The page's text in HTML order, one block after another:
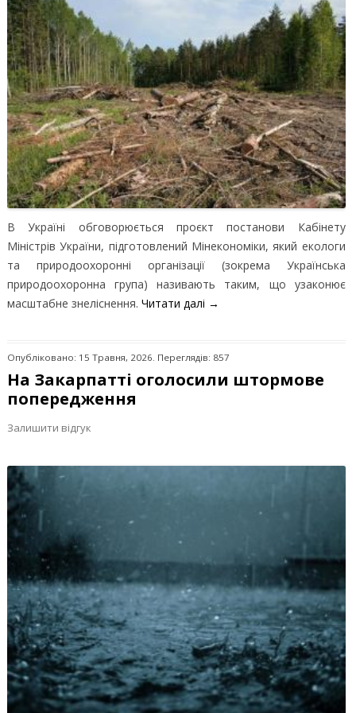
В Україні обговорюється проєкт постанови Кабінету
Міністрів України, підготовлений Мінекономіки, який екологи
та природоохоронні організації (зокрема Українська
природоохоронна група) називають таким, що узаконює
масштабне знеліснення. Читати далі →
Опубліковано: 15 Травня, 2026. Переглядів: 857
На Закарпатті оголосили штормове
попередження
Залишити відгук